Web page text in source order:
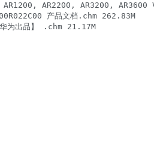
AR2200, AR3200, AR3600
产品文档.chm 262.83M
华为出品】 .chm 21.17M